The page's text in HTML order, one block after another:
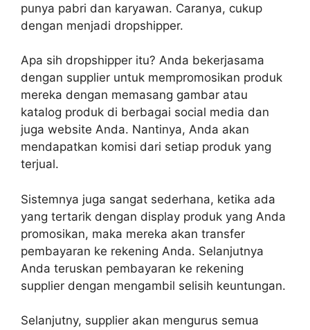
punya pabri dan karyawan. Caranya, cukup
dengan menjadi dropshipper.
Apa sih dropshipper itu? Anda bekerjasama
dengan supplier untuk mempromosikan produk
mereka dengan memasang gambar atau
katalog produk di berbagai social media dan
juga website Anda. Nantinya, Anda akan
mendapatkan komisi dari setiap produk yang
terjual.
Sistemnya juga sangat sederhana, ketika ada
yang tertarik dengan display produk yang Anda
promosikan, maka mereka akan transfer
pembayaran ke rekening Anda. Selanjutnya
Anda teruskan pembayaran ke rekening
supplier dengan mengambil selisih keuntungan.
Selanjutny, supplier akan mengurus semua